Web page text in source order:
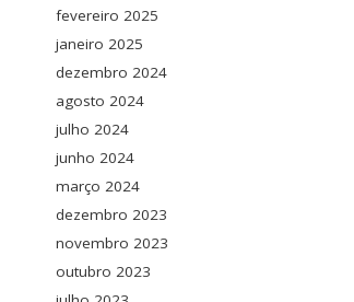
fevereiro 2025
janeiro 2025
dezembro 2024
agosto 2024
julho 2024
junho 2024
março 2024
dezembro 2023
novembro 2023
outubro 2023